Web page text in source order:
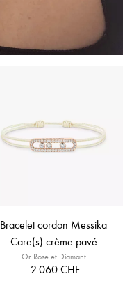
Bracelet cordon Messika
Care(s) crème pavé
Or Rose et Diamant
2 060 CHF